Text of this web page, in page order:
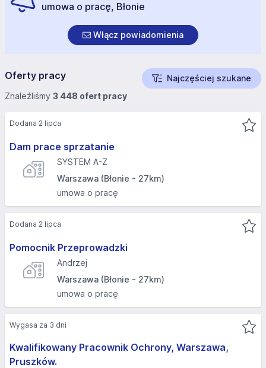
umowa o pracę, Błonie
Włącz powiadomienia
Oferty pracy
Najczęściej szukane
Znaleźliśmy 3 448 ofert pracy
Dam prace sprzatanie
SYSTEM A-Z
Warszawa (Błonie - 27km)
umowa o pracę
Dodana 2 lipca
Pomocnik Przeprowadzki
Andrzej
Warszawa (Błonie - 27km)
umowa o pracę
Dodana 2 lipca
Kwalifikowany Pracownik Ochrony, Warszawa,
Pruszków.
Wygasa za 3 dni